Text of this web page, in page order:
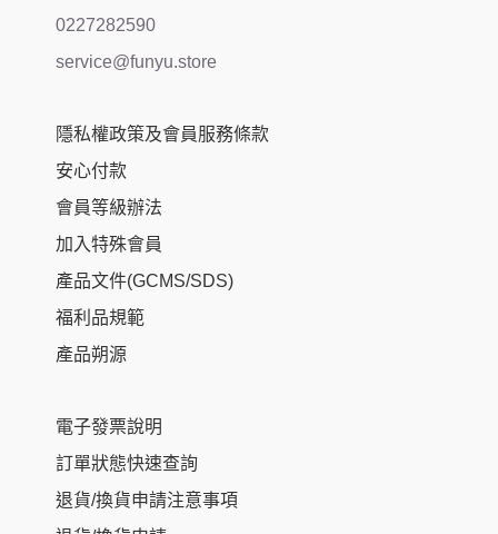
0227282590
service@funyu.store
隱私權政策及會員服務條款
安心付款
會員等級辦法
加入特殊會員
產品文件(GCMS/SDS)
福利品規範
產品朔源
電子發票說明
訂單狀態快速查詢
退貨/換貨申請注意事項